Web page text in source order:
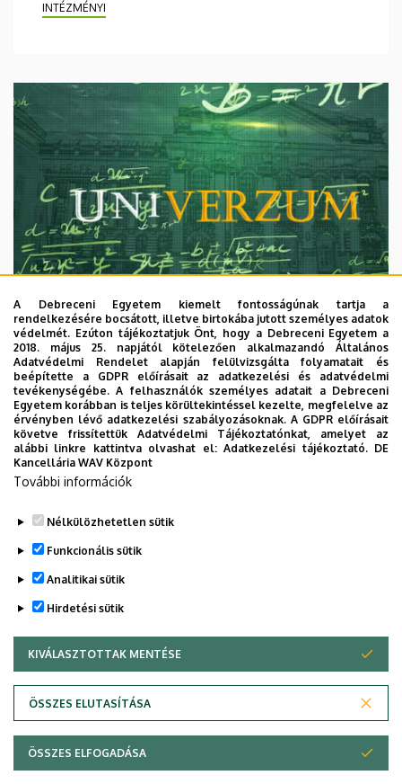
INTÉZMÉNYI
2026. augusztus 7.
Univerzum: A Debreceni Egyetem
titkos receptjei
KUTATÁS TUDOMÁNY
Adatvédelem
Copyright © 2026 Unideb
A Debreceni Egyetem kiemelt fontosságúnak tartja a
rendelkezésére bocsátott, illetve birtokába jutott személyes adatok
védelmét. Ezúton tájékoztatjuk Önt, hogy a Debreceni Egyetem a
2018. május 25. napjától kötelezően alkalmazandó Általános
Adatvédelmi Rendelet alapján felülvizsgálta folyamatait és
beépítette a GDPR előírásait az adatkezelési és adatvédelmi
tevékenységébe. A felhasználók személyes adatait a Debreceni
Egyetem korábban is teljes körültekintéssel kezelte, megfelelve az
érvényben lévő adatkezelési szabályozásoknak. A GDPR előírásait
követve frissítettük Adatvédelmi Tájékoztatónkat, amelyet az
alábbi linkre kattintva olvashat el:Adatkezelési tájékoztató. DE
Kancellária WAV Központ
További információk
Nélkülözhetetlen sütik
Funkcionális sütik
Analitikai sütik
Hirdetési sütik
KIVÁLASZTOTTAK MENTÉSE
ÖSSZES ELUTASÍTÁSA
WITHDRAW CONSENT
ÖSSZES ELFOGADÁSA